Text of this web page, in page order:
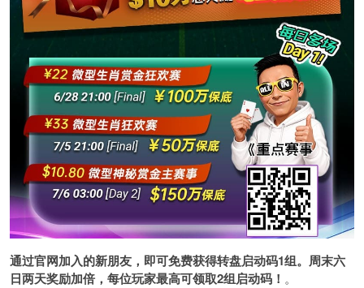
通过官网加入的新朋友，即可免费获得转盘启动码1组。周末六
日两天奖励加倍，每位玩家最高可领取2组启动码！ 。